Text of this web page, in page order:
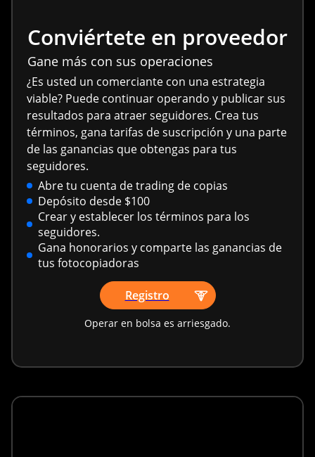
Conviértete en proveedor
Gane más con sus operaciones
¿Es usted un comerciante con una estrategia
viable? Puede continuar operando y publicar sus
resultados para atraer seguidores. Crea tus
términos, gana tarifas de suscripción y una parte
de las ganancias que obtengas para tus
seguidores.
Abre tu cuenta de trading de copias
Depósito desde $100
Crear y establecer los términos para los
seguidores.
Gana honorarios y comparte las ganancias de
tus fotocopiadoras
Registro
Operar en bolsa es arriesgado.